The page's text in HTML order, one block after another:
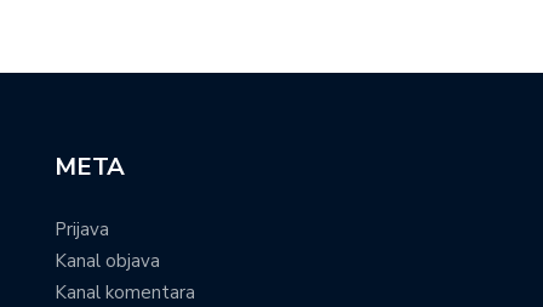
META
Prijava
Kanal objava
Kanal komentara